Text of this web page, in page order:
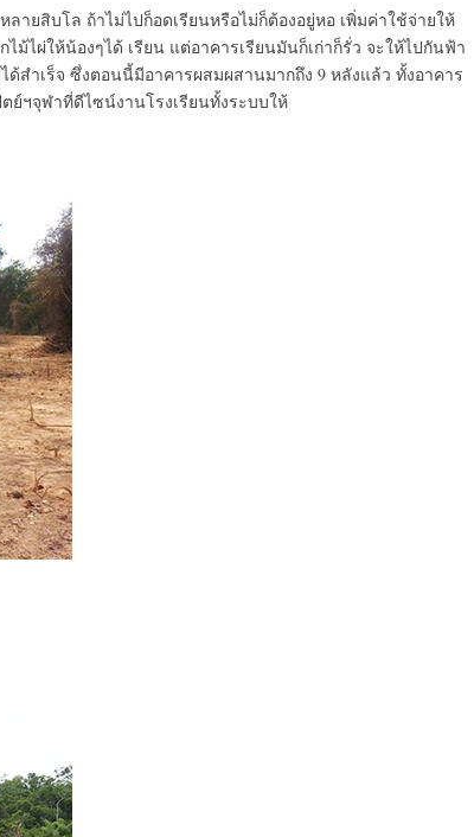
ลายสิบโล ถ้าไม่ไปก็อดเรียนหรือไม่ก็ต้องอยู่หอ เพิ่มค่าใช้จ่ายให้
ไผ่ให้น้องๆได้ เรียน แต่อาคารเรียนมันก็เก่าก็รั่ว จะให้ไปกันฟ้า
สำเร็จ ซึ่งตอนนี้มีอาคารผสมผสานมากถึง 9 หลังแล้ว ทั้งอาคาร
ย์ฯจุฬาที่ดีไซน์งานโรงเรียนทั้งระบบให้